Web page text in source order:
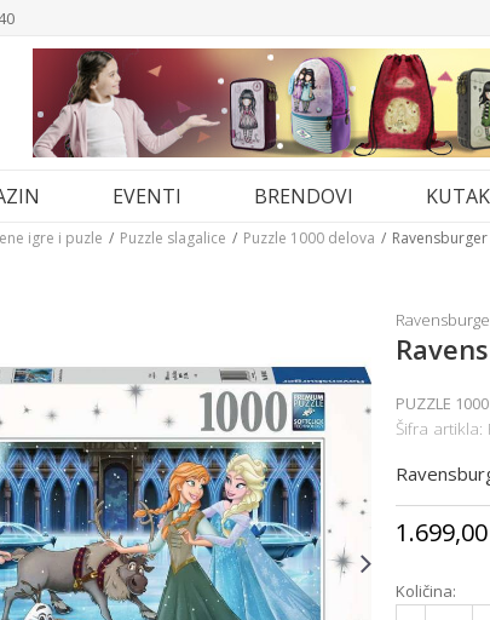
EVENTI BRENDOVI
igre i puzle Puzzle slagalice Puzzle 1000 delova
PUZZLE
Šifra artikla:
1.699,00
Količina: